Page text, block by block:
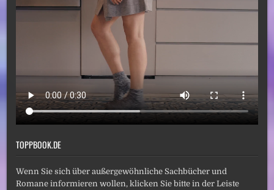
TOPPBOOK.DE
Wenn Sie sich über außergewöhnliche Sachbücher und
Romane informieren wollen, klicken Sie bitte in der Leiste